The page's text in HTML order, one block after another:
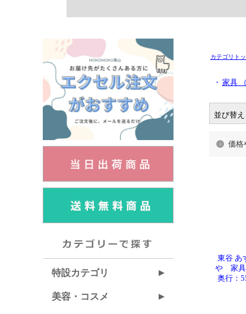
カテゴリト
・ 家具 （
並び替え
価格
東谷 あ
や 家具
奥行：